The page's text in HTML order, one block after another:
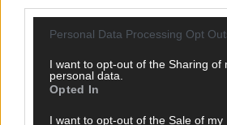
Personal Data Processing Opt
I want to opt-out of the Sharing of
personal data.
Opted In
I want to opt-out of the Sale of my
EXTRA
ESC-Halbfinale 2: Das sagen die
sechs zittern, einer chancenlos!
Mai 2026
Wer zahlt, steht im Finale – ist das